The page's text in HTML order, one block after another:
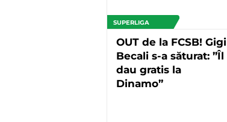
SUPERLIGA
OUT de la FCSB! Gigi
Becali s-a săturat: ”Îl
dau gratis la
Dinamo”